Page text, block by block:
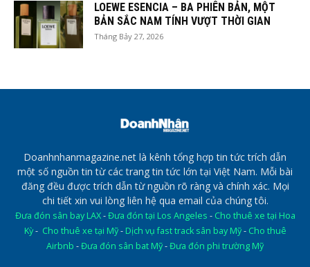
LOEWE ESENCIA – BA PHIÊN BẢN, MỘT
BẢN SẮC NAM TÍNH VƯỢT THỜI GIAN
Tháng Bảy 27, 2026
Doanhnhanmagazine.net là kênh tổng hợp tin tức trích dẫn
một số nguồn tin từ các trang tin tức lớn tại Việt Nam. Mỗi bài
đăng đều được trích dẫn từ nguồn rõ ràng và chính xác. Mọi
chi tiết xin vui lòng liên hệ qua email của chúng tôi.
Đưa đón sân bay LAX-Đưa đón tại Los Angeles - Cho thuê xe tại Hoa
Kỳ- Cho thuê xe tại Mỹ- Dịch vụ fast track sân bay Mỹ- Cho thuê
Airbnb -Đưa đón sân bat Mỹ-Đưa đón phi trường Mỹ